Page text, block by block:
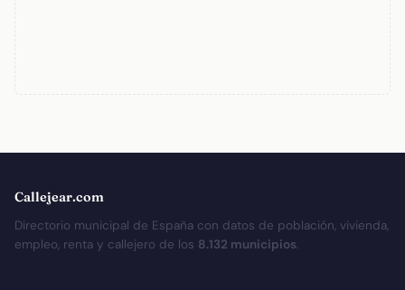
Callejear.com
Directorio municipal de España con datos de población, vivienda,
empleo, renta y callejero de los 8.132 municipios.